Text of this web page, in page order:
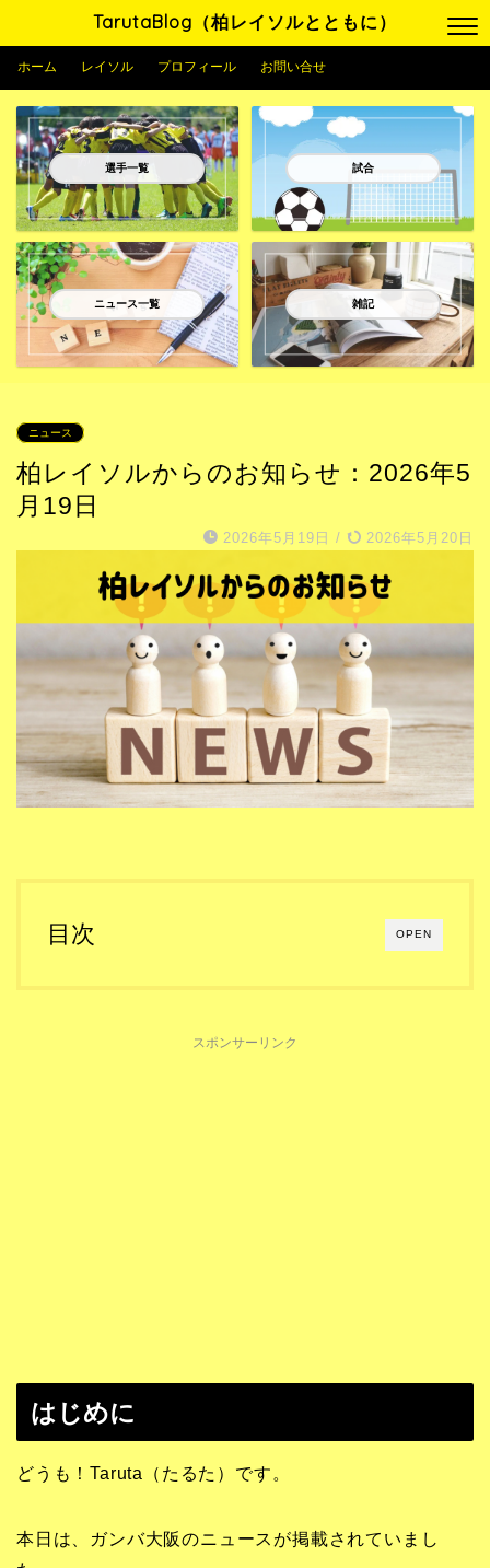
TarutaBlog（柏レイソルとともに）
ホーム レイソル プロフィール お問い合せ
選手一覧 試合
ニュース一覧 雑記
ニュース
柏レイソルからのお知らせ：2026年5
月19日
2026年5月19日 / 2026年5月20日
OPEN
目次
スポンサーリンク
はじめに
どうも！Taruta（たるた）です。
本日は、ガンバ大阪のニュースが掲載されていまし